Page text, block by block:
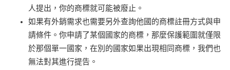
人提出，你的商標就可能被廢止。
如果有外銷需求也需要另外查詢他國的商標註冊方式與申
請條件。你申請了某個國家的商標，那麼保護範圍就僅限
於那個單一國家，在別的國家如果出現相同商標，我們也
無法對其進行提告。